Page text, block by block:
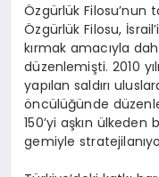
Özgürlük Filosu’nun
Özgürlük Filosu,
kırmak amacıyla
düzenlemişti. 2010
yapılan saldırı
öncülüğünde
150’yi aşkın ülkeden
gemiyle